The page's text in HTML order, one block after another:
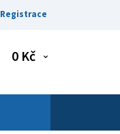
Registrace
0 Kč